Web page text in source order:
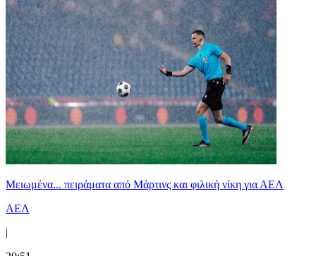
Μειωμένα... πειράματα από Μάρτινς και φιλική νίκη για ΑΕΛ
ΑΕΛ
|